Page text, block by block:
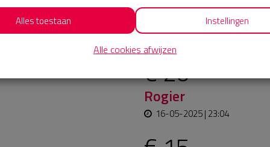
We moeten er voor
omdat het cruciaal is
Laatste
€ 20
Rogier
16-05-2025 | 23:04
Alles toestaan Instellingen
Alle cookies afwijzen